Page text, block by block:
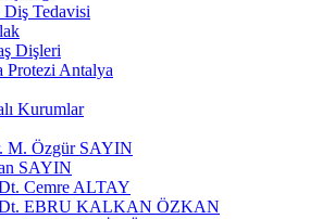
Tedavisi
Dişleri
Protezi Antalya
Kurumlar
M. Özgür SAYIN
SAYIN
Cemre ALTAY
EBRU KALKAN ÖZKAN